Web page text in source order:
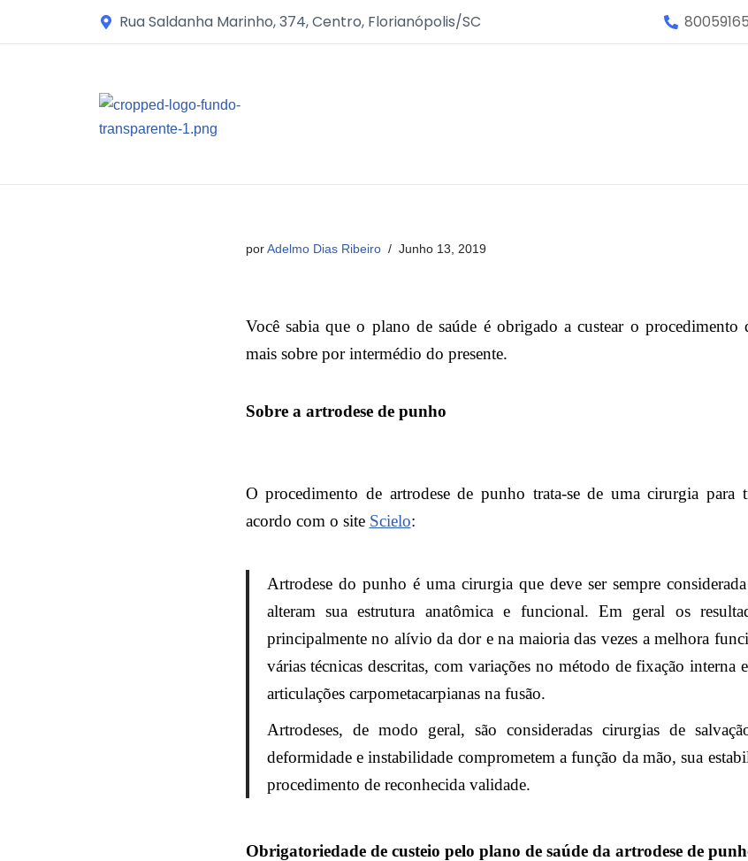
Avançar
Rua Saldanha Marinho, 374, Centro, Florianópolis/SC
porAdelmo Dias Ribeiro Junho 13, 2019
Você sabia que o plano de saúde é obrigado a custear o procedimento
mais sobre por intermédio do presente.
Sobre a artrodese de punho
O procedimento de artrodese de punho trata-se de uma cirurgia para
acordo com o site Scielo:
Artrodese do punho é uma cirurgia que deve ser sempre
alteram sua estrutura anatômica e funcional. Em geral os
principalmente no alívio da dor e na maioria das vezes a melhora
várias técnicas descritas, com variações no método de fixação interna
articulações carpometacarpianas na fusão.
Artrodeses, de modo geral, são consideradas cirurgias de
deformidade e instabilidade comprometem a função da mão, sua
procedimento de reconhecida validade.
Obrigatoriedade de custeio pelo plano de saúde da artrodese de